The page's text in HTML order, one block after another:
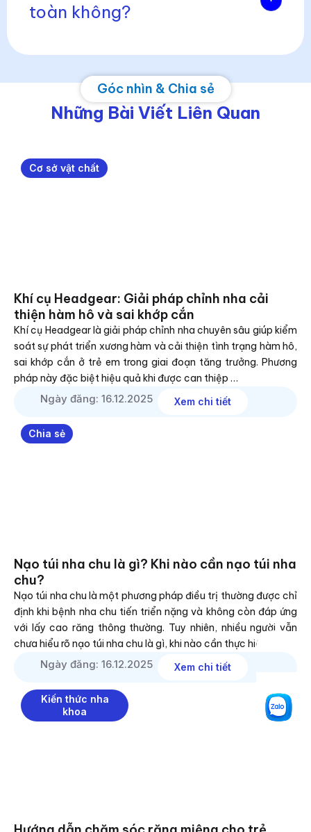
toàn không?
Góc nhìn & Chia sẻ
Những Bài Viết Liên Quan
Cơ sở vật chất
Khí cụ Headgear: Giải pháp chỉnh nha cải
thiện hàm hô và sai khớp cắn
Khí cụ Headgear là giải pháp chỉnh nha chuyên sâu giúp kiểm
soát sự phát triển xương hàm và cải thiện tình trạng hàm hô,
sai khớp cắn ở trẻ em trong giai đoạn tăng trưởng. Phương
pháp này đặc biệt hiệu quả khi được can thiệp …
Ngày đăng: 16.12.2025 Xem chi tiết
Chia sẻ
Nạo túi nha chu là gì? Khi nào cần nạo túi nha
chu?
Nạo túi nha chu là một phương pháp điều trị thường được chỉ
định khi bệnh nha chu tiến triển nặng và không còn đáp ứng
với lấy cao răng thông thường. Tuy nhiên, nhiều người vẫn
chưa hiểu rõ nạo túi nha chu là gì, khi nào cần thực hiện …
Ngày đăng: 16.12.2025 Xem chi tiết
Kiến thức nha
khoa